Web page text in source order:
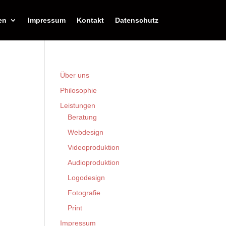
Impressum Kontakt Datenschutz
Über uns
Philosophie
Leistungen
Beratung
Webdesign
Videoproduktion
Audioproduktion
Logodesign
Fotografie
Print
Impressum